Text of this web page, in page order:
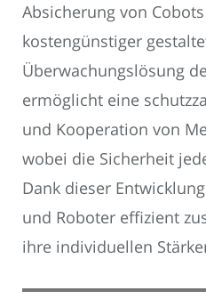
Absicherung von
kostengünstiger
Überwachungslösung
ermöglicht eine
und Kooperation von
wobei die Sicherheit
Dank dieser
und Roboter effizient
ihre individuellen